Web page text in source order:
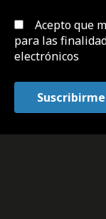
Acepto que
para las
electrónicos